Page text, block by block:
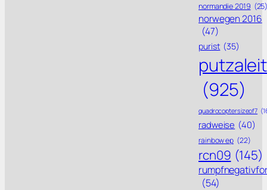
normandie 2019
norwegen 2016
(47)
purist (35)
putzaleit
(925)
quadrocoptersizeof7
radweise (40)
rainbow ep (22)
rcn09 (145)
(54)